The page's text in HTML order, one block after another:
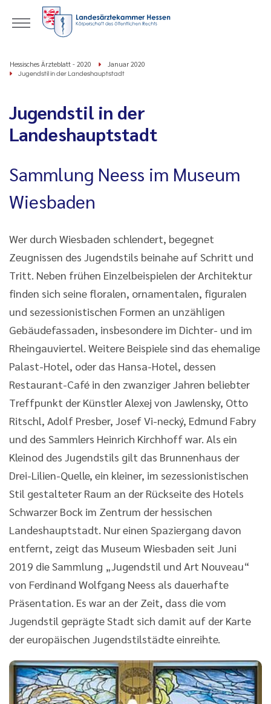
Hessisches Ärzteblatt - 2020 Januar 2020
Jugendstil in der Landeshauptstadt
Jugendstil in der
Landeshauptstadt
Sammlung Neess im Museum
Wiesbaden
Wer durch Wiesbaden schlendert, begegnet
Zeugnissen des Jugendstils beinahe auf Schritt und
Tritt. Neben frühen Einzelbeispielen der Architektur
finden sich seine floralen, ornamentalen, figuralen
und sezessionistischen Formen an unzähligen
Gebäudefassaden, insbesondere im Dichter- und im
Rheingauviertel. Weitere Beispiele sind das ehemalige
Palast-Hotel, oder das Hansa-Hotel, dessen
Restaurant-Café in den zwanziger Jahren beliebter
Treffpunkt der Künstler Alexej von Jawlensky, Otto
Ritschl, Adolf Presber, Josef Vi-necký, Edmund Fabry
und des Sammlers Heinrich Kirchhoff war. Als ein
Kleinod des Jugendstils gilt das Brunnenhaus der
Drei-Lilien-Quelle, ein kleiner, im sezessionistischen
Stil gestalteter Raum an der Rückseite des Hotels
Schwarzer Bock im Zentrum der hessischen
Landeshauptstadt. Nur einen Spaziergang davon
entfernt, zeigt das Museum Wiesbaden seit Juni
2019 die Sammlung „Jugendstil und Art Nouveau“
von Ferdinand Wolfgang Neess als dauerhafte
Präsentation. Es war an der Zeit, dass die vom
Jugendstil geprägte Stadt sich damit auf der Karte
der europäischen Jugendstilstädte einreihte.